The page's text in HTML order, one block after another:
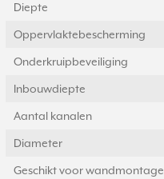
Diepte
Oppervlaktebescherming
Onderkruipbeveiliging
Inbouwdiepte
Aantal kanalen
Diameter
Geschikt voor wandmontage